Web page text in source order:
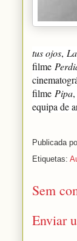
tus ojos,
filme
filme Pipa
equipa de
Publicada
Etiquetas:
Sem
Enviar